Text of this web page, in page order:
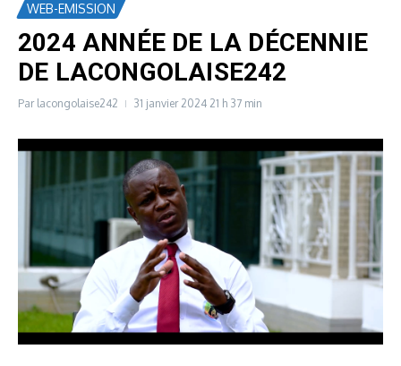
WEB-EMISSION
2024 ANNÉE DE LA DÉCENNIE
DE LACONGOLAISE242
Par lacongolaise242 31 janvier 2024 21 h 37 min